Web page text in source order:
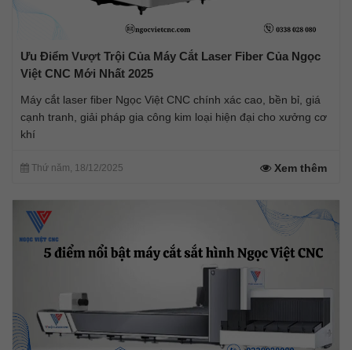
Ưu Điểm Vượt Trội Của Máy Cắt Laser Fiber Của Ngọc
Việt CNC Mới Nhất 2025
Máy cắt laser fiber Ngọc Việt CNC chính xác cao, bền bỉ, giá
cạnh tranh, giải pháp gia công kim loại hiện đại cho xưởng cơ
khí
Thứ năm, 18/12/2025 Xem thêm